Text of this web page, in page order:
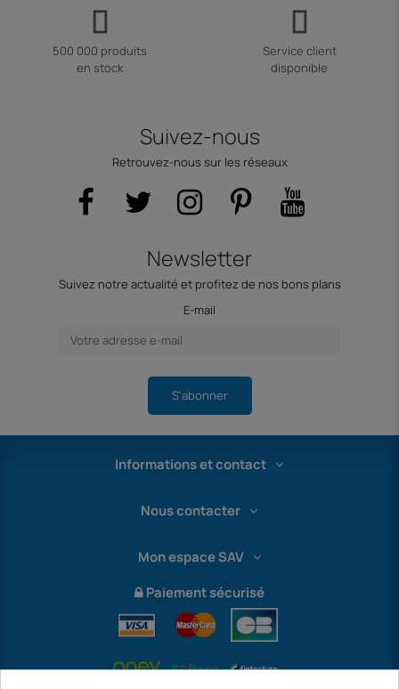
500 000 produits
en stock
Service client
disponible
Suivez-nous
Retrouvez-nous sur les réseaux
Newsletter
Suivez notre actualité et profitez de nos bons plans
E-mail
S'abonner
Informations et contact
Nous contacter
Mon espace SAV
Paiement sécurisé